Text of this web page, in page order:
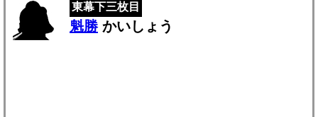
東幕下三枚目
魁勝かいしょう